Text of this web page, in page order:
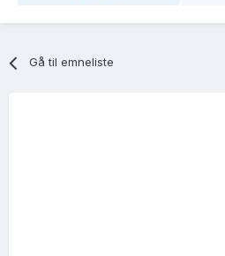
Gå til emneliste